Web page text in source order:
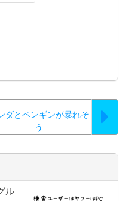
ダとペンギンが暴れそ
う
ル